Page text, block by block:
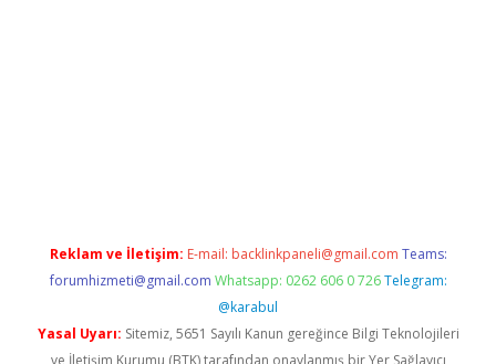
Reklam ve İletişim: E-mail: backlinkpaneli@gmail.com Teams:
forumhizmeti@gmail.com Whatsapp: 0262 606 0 726 Telegram:
@karabul
Yasal Uyarı: Sitemiz, 5651 Sayılı Kanun gereğince Bilgi Teknolojileri
ve İletişim Kurumu (BTK) tarafından onaylanmış bir Yer Sağlayıcı